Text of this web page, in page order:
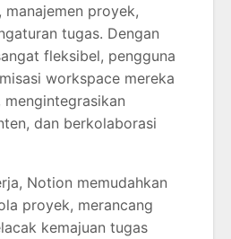
proyek,
tugas. Dengan
fleksibel, pengguna
workspace mereka
mengintegrasikan
dan berkolaborasi
Notion memudahkan
proyek, merancang
kemajuan tugas